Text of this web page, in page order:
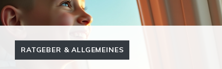
RATGEBER & ALLGEMEINES